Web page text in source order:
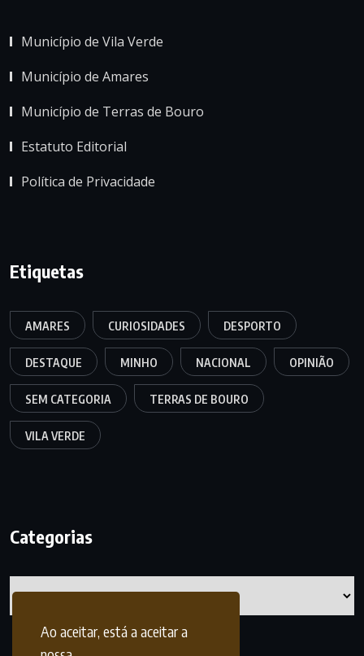
Ao aceitar, está a aceitar a
Município de Vila Verde
Município de Amares
Município de Terras de Bouro
Estatuto Editorial
Política de Privacidade
Etiquetas
AMARES CURIOSIDADES DESPORTO
DESTAQUE MINHO NACIONAL OPINIÃO
SEM CATEGORIA TERRAS DE BOURO
VILA VERDE
Categorias